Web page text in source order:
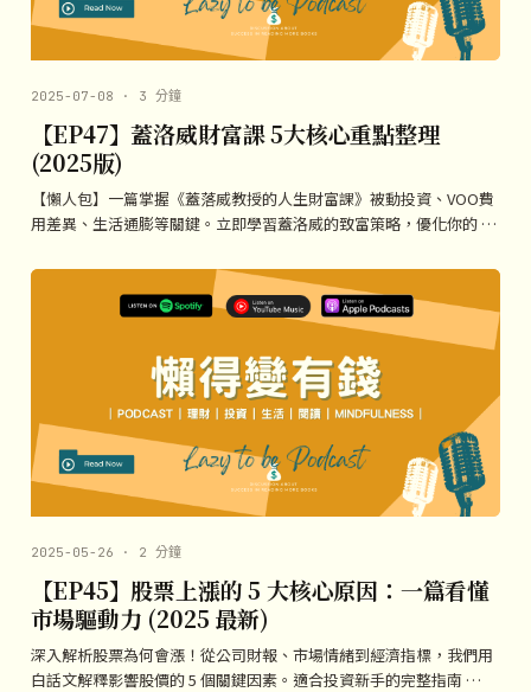
2025-07-08 · 3 分鐘
【EP47】蓋洛威財富課 5大核心重點整理
(2025版)
【懶人包】一篇掌握《蓋落威教授的人生財富課》被動投資、VOO費
用差異、生活通膨等關鍵。立即學習蓋洛威的致富策略，優化你的 …
2025-05-26 · 2 分鐘
【EP45】股票上漲的 5 大核心原因：一篇看懂
市場驅動力 (2025 最新)
深入解析股票為何會漲！從公司財報、市場情緒到經濟指標，我們用
白話文解釋影響股價的 5 個關鍵因素。適合投資新手的完整指南 …